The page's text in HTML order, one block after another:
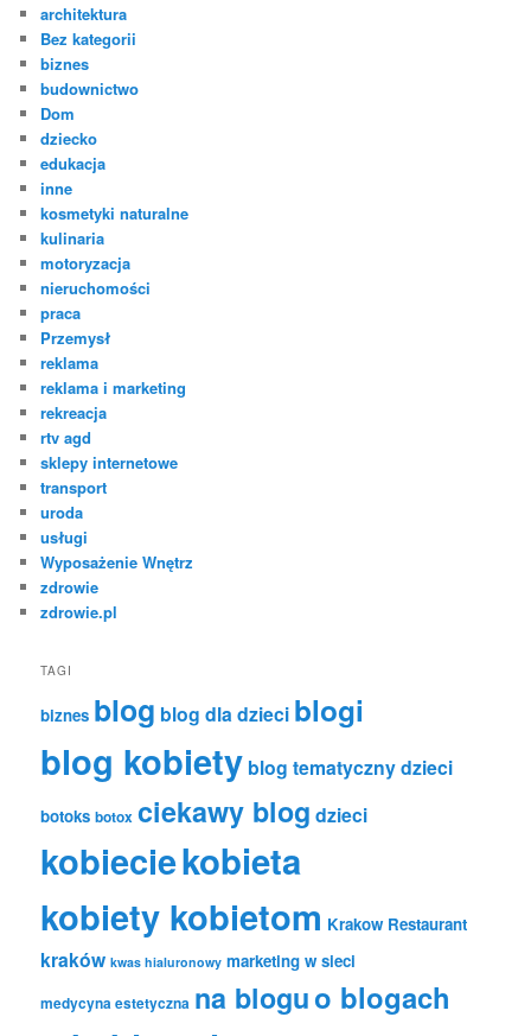
architektura
Bez kategorii
biznes
budownictwo
Dom
dziecko
edukacja
inne
kosmetyki naturalne
kulinaria
motoryzacja
nieruchomości
praca
Przemysł
reklama
reklama i marketing
rekreacja
rtv agd
sklepy internetowe
transport
uroda
usługi
Wyposażenie Wnętrz
zdrowie
zdrowie.pl
TAGI
biznes blog blog dla dzieci blogi
blog kobiety blog tematyczny dzieci
botoks botox ciekawy blog dzieci
kobieciekobieta
kobiety kobietom Krakow Restaurant
kraków kwas hialuronowy marketing w sieci
medycyna estetyczna na bloguo blogach